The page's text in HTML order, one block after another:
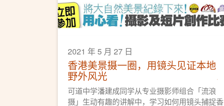
2021 年 5 月 27 日
香港美景摄一圈，用镜头见证本地
野外风光
可道中学潘建成同学从专业摄影师组合「流浪
摄」生动有趣的讲解中，学习如何用镜头捕捉香